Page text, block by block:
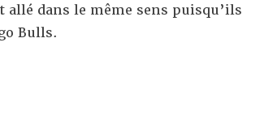
allé dans le même sens puisqu’ils
Bulls.